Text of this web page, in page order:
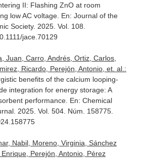
II: Flashing ZnO at room
low AC voltage. En: Journal of the
Society. 2025. Vol. 108.
jace.70129
Juan, Carro, Andrés, Ortiz, Carlos,
Ricardo, Perejón, Antonio, et. al.:
benefits of the calcium looping-
integration for energy storage: A
performance. En: Chemical
. 2025. Vol. 504. Núm. 158775.
Nabil, Moreno, Virginia, Sánchez
Perejón, Antonio, Pérez